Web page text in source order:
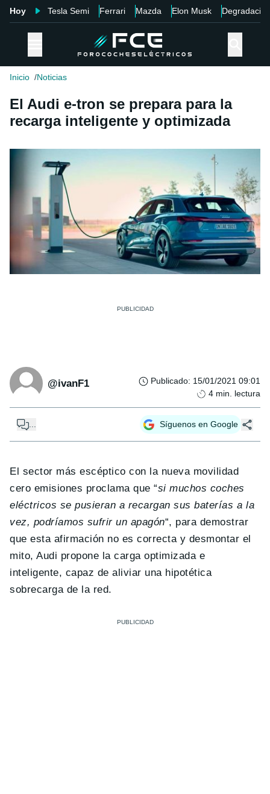
Hoy Tesla Semi Ferrari Mazda Elon Musk Degradación
Inicio Noticias
El Audi e-tron se prepara para la
recarga inteligente y optimizada
@ivanF1 Publicado: 15/01/2021 09:01
4 min. lectura
... Síguenos en Google
El sector más escéptico con la nueva movilidad
cero emisiones proclama que “si muchos coches
eléctricos se pusieran a recargan sus baterías a la
vez, podríamos sufrir un apagón“, para demostrar
que esta afirmación no es correcta y desmontar el
mito, Audi propone la carga optimizada e
inteligente, capaz de aliviar una hipotética
sobrecarga de la red.